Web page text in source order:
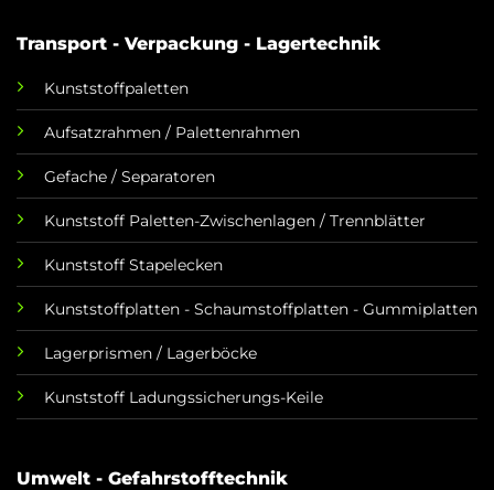
Transport - Verpackung - Lagertechnik
Kunststoffpaletten
Aufsatzrahmen / Palettenrahmen
Gefache / Separatoren
Kunststoff Paletten-Zwischenlagen / Trennblätter
Kunststoff Stapelecken
Kunststoffplatten - Schaumstoffplatten - Gummiplatten
Lagerprismen / Lagerböcke
Kunststoff Ladungssicherungs-Keile
Umwelt - Gefahrstofftechnik